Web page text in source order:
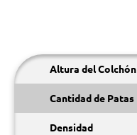
Altura del Colchón
Cantidad de Patas
Densidad